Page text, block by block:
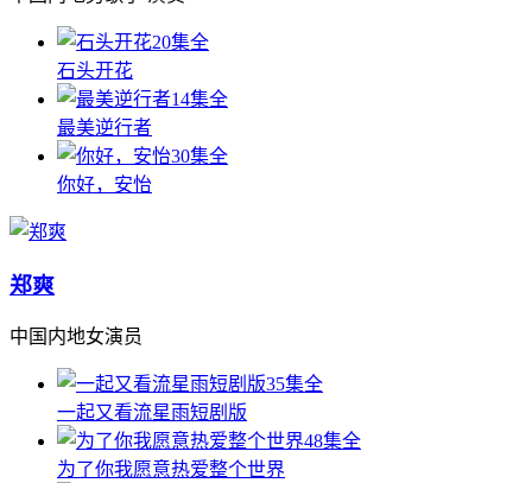
20集全
石头开花
14集全
最美逆行者
30集全
你好，安怡
郑爽
中国内地女演员
35集全
一起又看流星雨短剧版
48集全
为了你我愿意热爱整个世界